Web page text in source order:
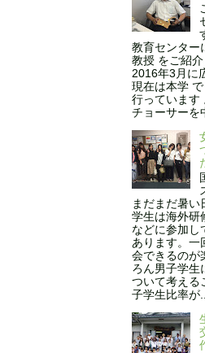
教育センター
教授 をご紹
2016年3月に
現在は本学
行っています
チョーサーを
まだまだ暑い
学生は海外研
などに参加し
あります。一
会できるのが
ろん男子学生
ついて考える
子学生比率が